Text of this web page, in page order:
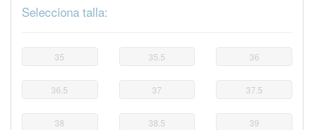
Selecciona talla:
35 35.5 36
36.5 37 37.5
38 38.5 39